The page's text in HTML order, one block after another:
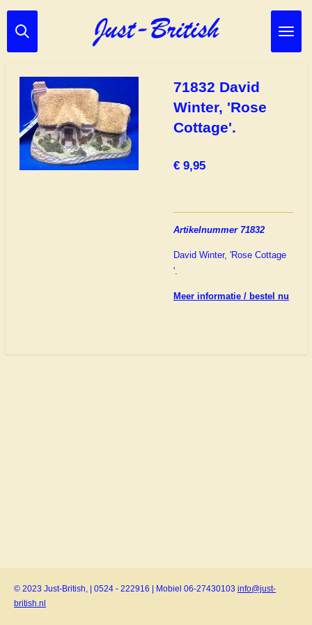
Ga
direct
hoofdinhoud
71832 David
Winter, 'Rose
Cottage'.
€ 9,95
Artikelnummer 71832
David Winter, 'Rose Cottage
'.
Meer informatie / bestel nu
© 2023 Just-British, | 0524 - 222916 | Mobiel 06-27430103 info@just-
british.nl